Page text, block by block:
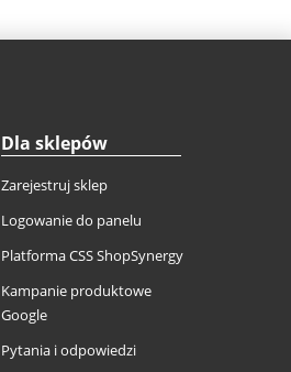
Dla sklepów
Zarejestruj sklep
Logowanie do panelu
Platforma CSS ShopSynergy
Kampanie produktowe
Google
Pytania i odpowiedzi